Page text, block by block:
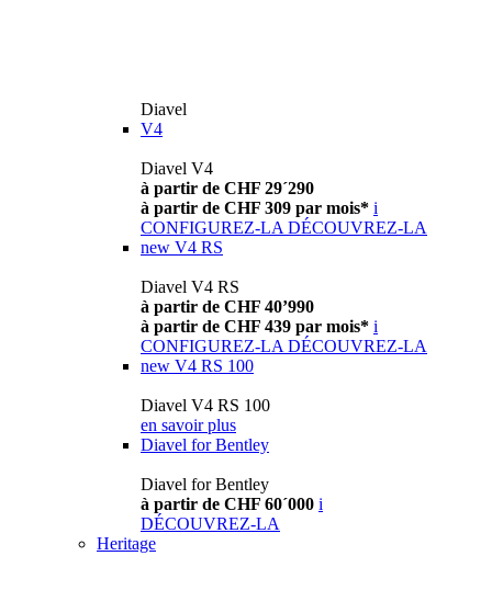
Diavel
V4
Diavel V4
à partir de CHF 29´290
à partir de CHF 309 par mois* i
CONFIGUREZ-LA DÉCOUVREZ-LA
new V4 RS
Diavel V4 RS
à partir de CHF 40’990
à partir de CHF 439 par mois* i
CONFIGUREZ-LA DÉCOUVREZ-LA
new V4 RS 100
Diavel V4 RS 100
en savoir plus
Diavel for Bentley
Diavel for Bentley
à partir de CHF 60´000 i
DÉCOUVREZ-LA
Heritage